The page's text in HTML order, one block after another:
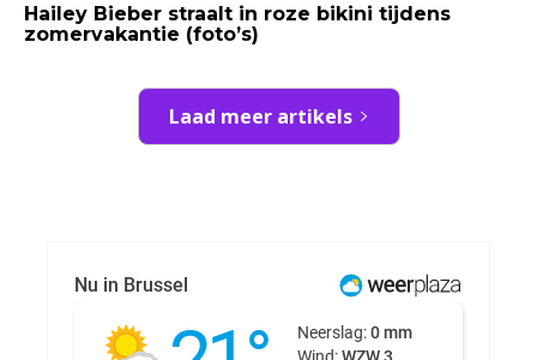
Hailey Bieber straalt in roze bikini tijdens
zomervakantie (foto’s)
Laad meer artikels